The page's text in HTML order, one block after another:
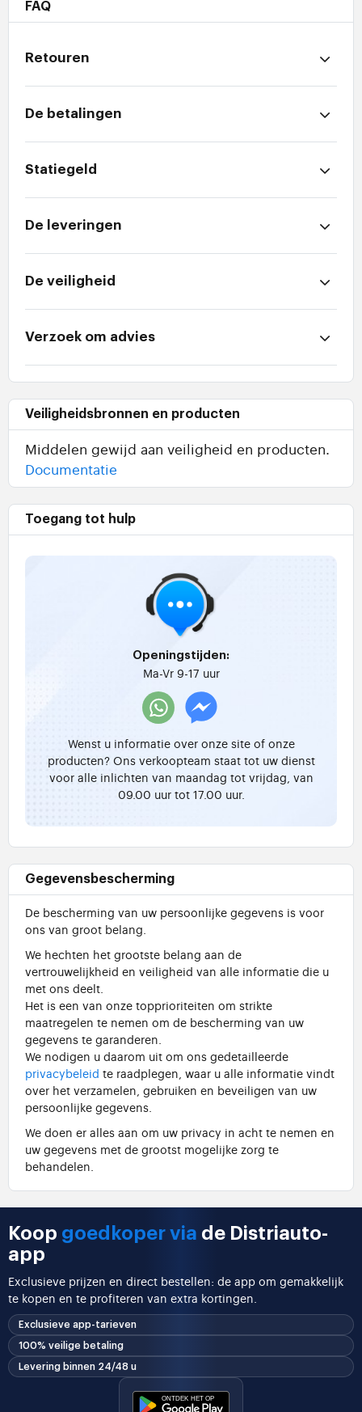
FAQ
Retouren
De betalingen
Statiegeld
De leveringen
De veiligheid
Verzoek om advies
Veiligheidsbronnen en producten
Middelen gewijd aan veiligheid en producten.
Documentatie
Toegang tot hulp
Openingstijden:
Ma-Vr 9-17 uur
Wenst u informatie over onze site of onze
producten? Ons verkoopteam staat tot uw dienst
voor alle inlichten van maandag tot vrijdag, van
09.00 uur tot 17.00 uur.
Gegevensbescherming
De bescherming van uw persoonlijke gegevens is voor
ons van groot belang.
We hechten het grootste belang aan de
vertrouwelijkheid en veiligheid van alle informatie die u
met ons deelt.
Het is een van onze topprioriteiten om strikte
maatregelen te nemen om de bescherming van uw
gegevens te garanderen.
We nodigen u daarom uit om ons gedetailleerde
privacybeleid te raadplegen, waar u alle informatie vindt
over het verzamelen, gebruiken en beveiligen van uw
persoonlijke gegevens.
We doen er alles aan om uw privacy in acht te nemen en
uw gegevens met de grootst mogelijke zorg te
behandelen.
Koop goedkoper via de Distriauto-
app
Exclusieve prijzen en direct bestellen: de app om gemakkelijk
te kopen en te profiteren van extra kortingen.
Exclusieve app-tarieven
100% veilige betaling
Levering binnen 24/48 u